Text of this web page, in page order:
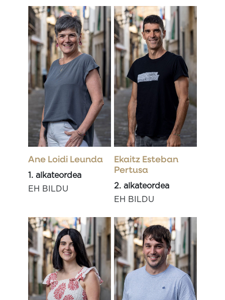
Ane Loidi Leunda
1. alkateordea
EH BILDU
Ekaitz Esteban
Pertusa
2. alkateordea
EH BILDU